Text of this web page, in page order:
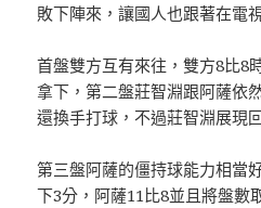
敗下陣來，讓國人也跟著在電
首盤雙方互有來往，雙方8比8
拿下，第二盤莊智淵跟阿薩依
還換手打球，不過莊智淵展現
第三盤阿薩的僵持球能力相當
下3分，阿薩11比8並且將盤數